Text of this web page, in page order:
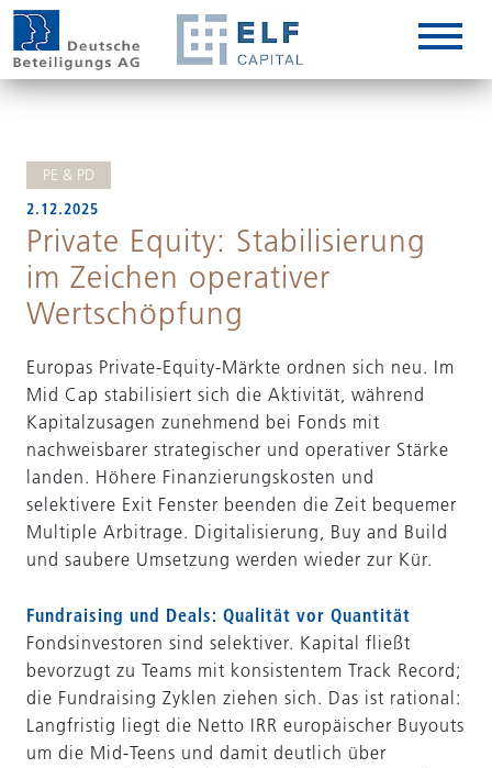
PE & PD
2.12.2025
Private Equity: Stabilisierung
im Zeichen operativer
Wertschöpfung
Europas Private-Equity-Märkte ordnen sich neu. Im
Mid Cap stabilisiert sich die Aktivität, während
Kapitalzusagen zunehmend bei Fonds mit
nachweisbarer strategischer und operativer Stärke
landen. Höhere Finanzierungskosten und
selektivere Exit Fenster beenden die Zeit bequemer
Multiple Arbitrage. Digitalisierung, Buy and Build
und saubere Umsetzung werden wieder zur Kür.
Fundraising und Deals: Qualität vor Quantität
Fondsinvestoren sind selektiver. Kapital fließt
bevorzugt zu Teams mit konsistentem Track Record;
die Fundraising Zyklen ziehen sich. Das ist rational:
Langfristig liegt die Netto IRR europäischer Buyouts
um die Mid-Teens und damit deutlich über